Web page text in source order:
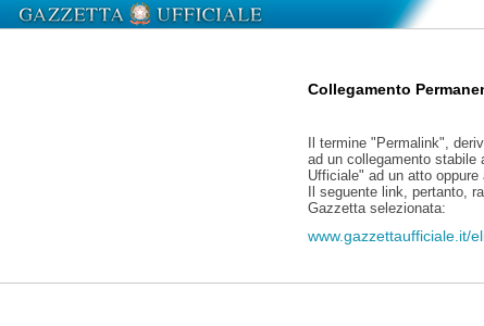
Collegamento
Il termine "Permalink",
ad un collegamento
Ufficiale" ad un atto
Il seguente link, pertanto,
Gazzetta selezionata:
www.gazzettaufficiale.it/